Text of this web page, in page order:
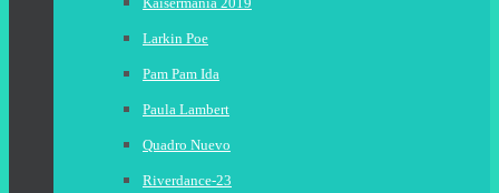
Larkin Poe
Pam Pam Ida
Paula Lambert
Quadro Nuevo
Riverdance-23